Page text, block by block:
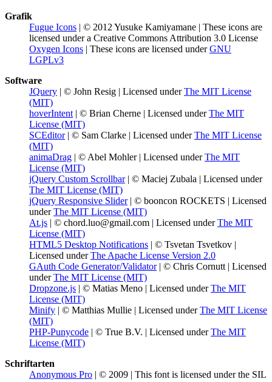
Grafik
Fugue Icons | © 2012 Yusuke Kamiyamane | These icons are
licensed under a Creative Commons Attribution 3.0 License
Oxygen Icons | These icons are licensed underGNU
LGPLv3
Software
JQuery | © John Resig | Licensed underThe MIT License
(MIT)
hoverIntent | © Brian Cherne | Licensed underThe MIT
License (MIT)
SCEditor| © Sam Clarke | Licensed underThe MIT License
(MIT)
animaDrag | © Abel Mohler | Licensed underThe MIT
License (MIT)
jQuery Custom Scrollbar| © Maciej Zubala | Licensed under
The MIT License (MIT)
jQuery Responsive Slider| © booncon ROCKETS | Licensed
underThe MIT License (MIT)
At.js | © chord.luo@gmail.com | Licensed underThe MIT
License (MIT)
HTML5 Desktop Notifications | © Tsvetan Tsvetkov |
Licensed underThe Apache License Version 2.0
GAuth Code Generator/Validator| © Chris Cornutt | Licensed
underThe MIT License (MIT)
Dropzone.js | © Matias Meno | Licensed underThe MIT
License (MIT)
Minify | © Matthias Mullie | Licensed underThe MIT License
(MIT)
PHP-Punycode | © True B.V. | Licensed underThe MIT
License (MIT)
Schriftarten
Anonymous Pro | © 2009 | This font is licensed under the SIL